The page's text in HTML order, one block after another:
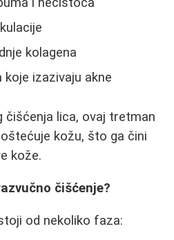
kolagena
izazivaju akne
čišćenja lica, ovaj tretman
kožu, što ga čini
kože.
čišćenje?
od nekoliko faza: